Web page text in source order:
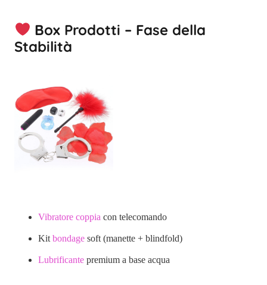
Box Prodotti – Fase della
Stabilità
Vibratore coppia con telecomando
Kit bondage soft (manette + blindfold)
Lubrificante premium a base acqua